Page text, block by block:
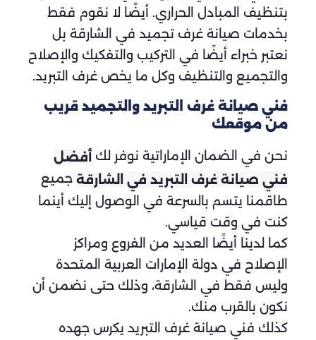
بتنظيف المبادل الحراري. أيضًا لا نقوم فقط
بخدمات صيانة غرف تجميد في الشارقة بل
نعتبر خبراء أيضًا في التركيب والتفكيك والإصلاح
والتجميع والتنظيف وكل ما يخص غرف التبريد.
فني صيانة غرف التبريد والتجميد قريب
من موقعك
نحن في الضمان الإماراتية نوفر لكأفضل
فني صيانة غرف التبريد في الشارقة جميع
طاقمنا يتسم بالسرعة في الوصول إليك أينما
كنت في وقت قياسي.
كما لدينا أيضًا العديد من الفروع ومراكز
الإصلاح في دولة الإمارات العربية المتحدة
وليس فقط في الشارقة، وذلك حتى نضمن أن
نكون بالقرب منك.
كذلك فني صيانة غرف التبريد يكرس جهده